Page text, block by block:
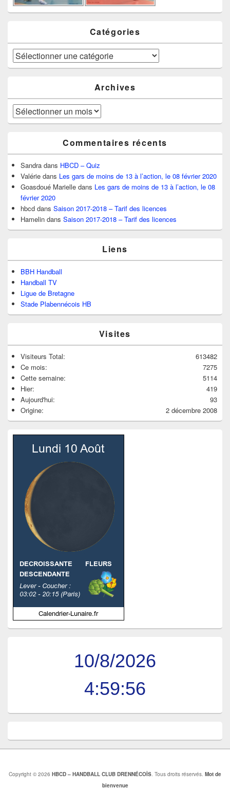
Catégories
Catégories
Archives
Archives
Commentaires récents
Sandra dans HBCD – Quiz
Valérie dans Les gars de moins de 13 à l’action, le 08 février 2020
Goasdoué Marielle dans Les gars de moins de 13 à l’action, le 08
février 2020
hbcd dans Saison 2017-2018 – Tarif des licences
Hamelin dans Saison 2017-2018 – Tarif des licences
Liens
BBH Handball
Handball TV
Ligue de Bretagne
Stade Plabennécois HB
Visites
613482
Visiteurs Total:
7275
Ce mois:
5114
Cette semaine:
419
Hier:
93
Aujourd'hui:
2 décembre 2008
Origine:
10/8/2026
4:59:57
Copyright © 2026 HBCD – HANDBALL CLUB DRENNÉCOİS. Tous droits réservés. Mot de
bienvenue